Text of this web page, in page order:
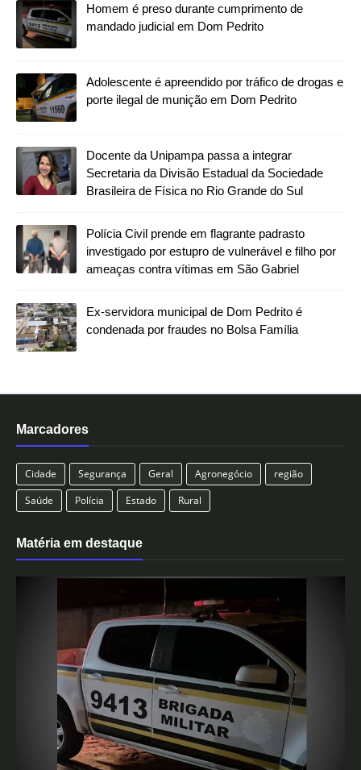
Homem é preso durante cumprimento de
mandado judicial em Dom Pedrito
Adolescente é apreendido por tráfico de drogas e
porte ilegal de munição em Dom Pedrito
Docente da Unipampa passa a integrar
Secretaria da Divisão Estadual da Sociedade
Brasileira de Física no Rio Grande do Sul
Polícia Civil prende em flagrante padrasto
investigado por estupro de vulnerável e filho por
ameaças contra vítimas em São Gabriel
Ex-servidora municipal de Dom Pedrito é
condenada por fraudes no Bolsa Família
Marcadores
Cidade Segurança Geral Agronegócio
região
Saúde
Polícia Estado Rural
Matéria em destaque